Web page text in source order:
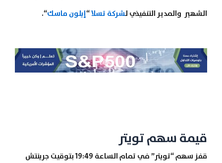
الشهير والمدير التنفيذي لشركة تسلا“إيلون ماسك“.
قيمة سهم تويتر
قفز سهم “تويتر” في تمام الساعة 19:49 بتوقيت جرينتش